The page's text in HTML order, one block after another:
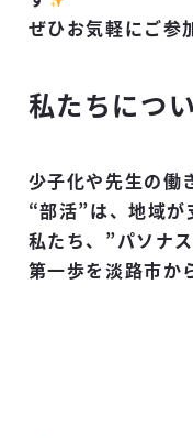
ぜひお気軽にご参
私たちにつ
少子化や先生の働
“部活”は、地域が
私たち、”パソナ
第一歩を淡路市か